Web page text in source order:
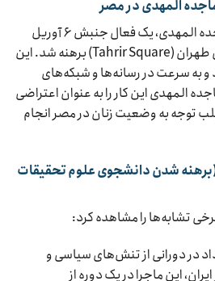
المهدی در مصر
در سال ۲۰۱۱، خانم عالیا ماجده المهدی، یک فعال جنبش ۶ آوریل
مصر، در تظاهراتی در میدان طهران (Tahrir Square) برهنه شد. این
سرعت در رسانه‌ها و شبکه‌های
المهدی این کار را به عنوان اعتراضی
توجه به وضعیت زنان در مصر انجام
شدن دانشجوی علوم تحقیقات
تشابه‌ها را مشاهده کرد:
در دورانی از تنش‌های سیاسی و
این ماجرا در یک دوره از